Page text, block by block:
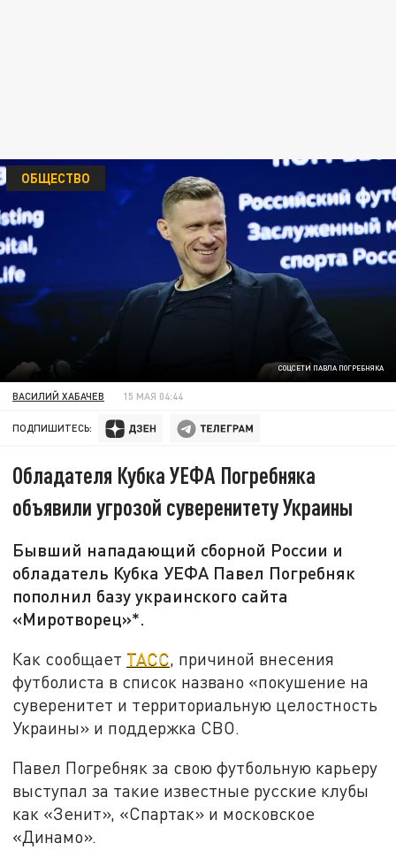
СОЦСЕТИ ПАВЛА ПОГРЕБНЯКА
ОБЩЕСТВО
ВАСИЛИЙ ХАБАЧЕВ 15 МАЯ 04:44
ПОДПИШИТЕСЬ:
Обладателя Кубка УЕФА Погребняка
объявили угрозой суверенитету Украины
Бывший нападающий сборной России и
обладатель Кубка УЕФА Павел Погребняк
пополнил базу украинского сайта
«Миротворец»*.
Как сообщает ТАСС, причиной внесения
футболиста в список названо «покушение на
суверенитет и территориальную целостность
Украины» и поддержка СВО.
Павел Погребняк за свою футбольную карьеру
выступал за такие известные русские клубы
как «Зенит», «Спартак» и московское
«Динамо».